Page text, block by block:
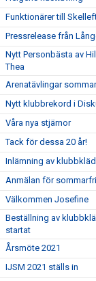
Funktionärer till
Pressrelease från
Nytt Personbästa av
Thea
Arenatävlingar
Nytt klubbrekord i
Våra nya stjärnor
Tack för dessa 20 år!
Inlämning av
Anmälan för
Välkommen Josefine
Beställning av
startat
Årsmöte 2021
IJSM 2021 ställs in